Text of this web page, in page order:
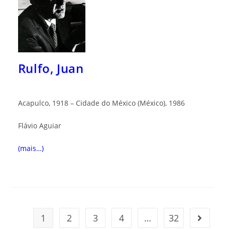
Rulfo, Juan
Acapulco, 1918 – Cidade do México (México), 1986
Flávio Aguiar
(mais…)
1 2 3 4 … 32